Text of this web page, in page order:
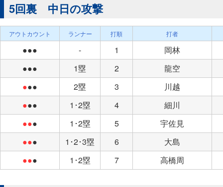
5回裏 中日の攻撃
アウトカウント ランナー 打順 打者
●●● - 1
岡林
●●●
1塁 2
龍空
●●● 2塁 3
川越
●●● 1･2塁 4
細川
●●● 1･2塁 5
宇佐見
●●● 1･2･3塁 6
大島
●●● 1･2塁 7 高橋周